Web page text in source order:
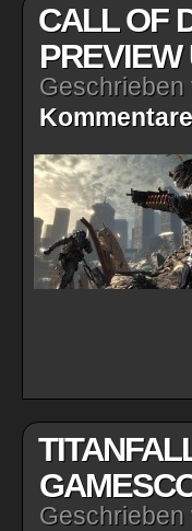
CALL OF
PREVIEW
Geschrieben
Kommentare
Geschrieben